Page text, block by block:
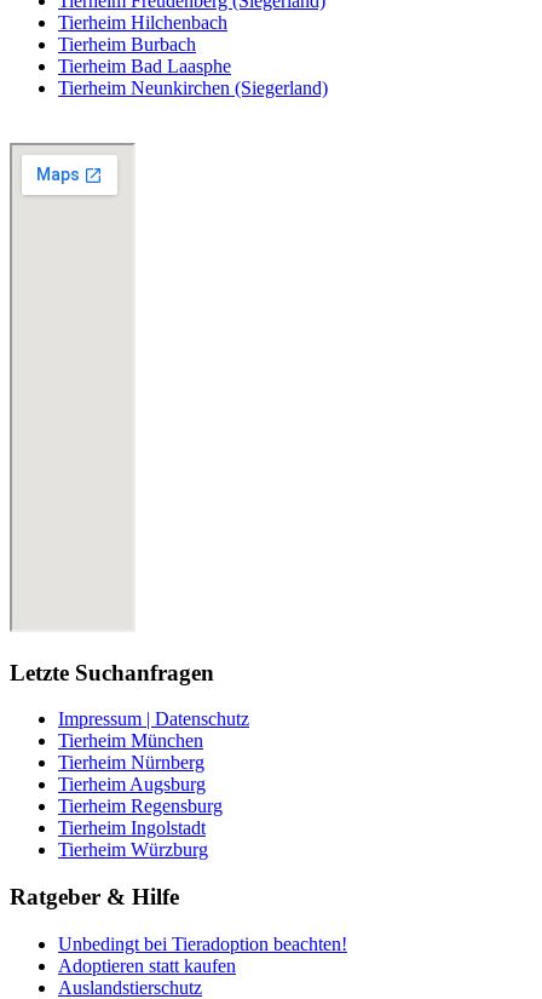
Tierheim Hilchenbach
Tierheim Burbach
Tierheim Bad Laasphe
Tierheim Neunkirchen (Siegerland)
Letzte Suchanfragen
Impressum | Datenschutz
Tierheim München
Tierheim Nürnberg
Tierheim Augsburg
Tierheim Regensburg
Tierheim Ingolstadt
Tierheim Würzburg
Ratgeber & Hilfe
Unbedingt bei Tieradoption beachten!
Adoptieren statt kaufen
Auslandstierschutz